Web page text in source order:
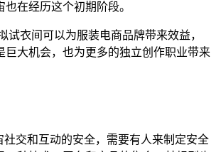
在经历这个初期阶段。
试衣间可以为服装电商品牌带来效益，
巨大机会，也为更多的独立创作职业带来
社交和互动的安全，需要有人来制定安全